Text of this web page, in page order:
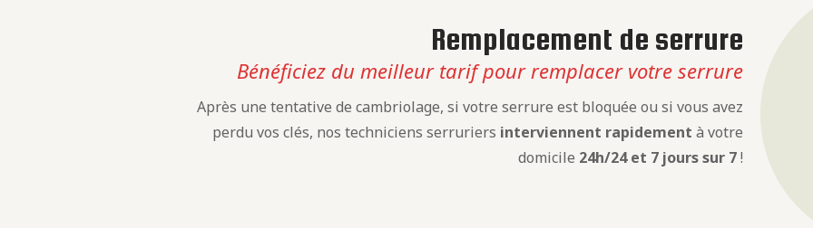
Remplacement de serrure
Bénéficiez du meilleur tarif pour remplacer votre serrure
Après une tentative de cambriolage, si votre serrure est bloquée ou si vous avez
perdu vos clés, nos techniciens serruriers interviennent rapidement à votre
domicile 24h/24 et 7 jours sur 7!